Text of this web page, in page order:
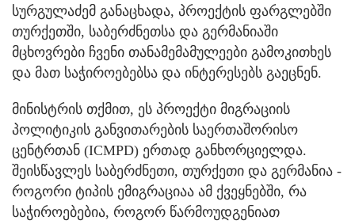
სურგულაძემ განაცხადა, პროექტის ფარგლებში
თურქეთში, საბერძნეთსა და გერმანიაში
მცხოვრები ჩვენი თანამემამულეები გამოკითხეს
და მათ საჭიროებებსა და ინტერესებს გაეცნენ.
მინისტრის თქმით, ეს პროექტი მიგრაციის
პოლიტიკის განვითარების საერთაშორისო
ცენტრთან (ICMPD) ერთად განხორციელდა.
შეისწავლეს საბერძნეთი, თურქეთი და გერმანია -
როგორი ტიპის ემიგრაციაა ამ ქვეყნებში, რა
საჭიროებებია, როგორ წარმოუდგენიათ